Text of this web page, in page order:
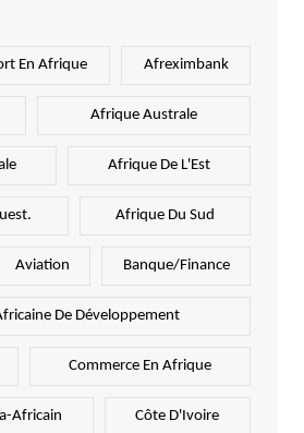
En Afrique Afreximbank
Afrique Australe
Afrique De L'Est
Afrique Du Sud
Aviation Banque/Finance
De Développement
Commerce En Afrique
Africain Côte D'Ivoire